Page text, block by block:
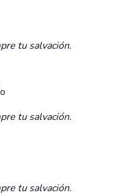
tu salvación.
tu salvación.
tu salvación.